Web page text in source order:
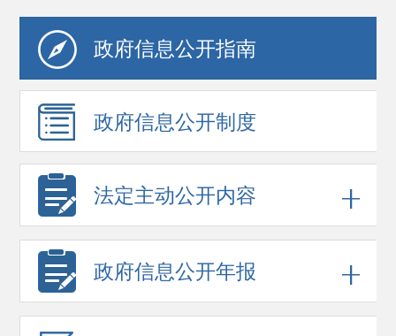
政府信息公开指南
政府信息公开制度
法定主动公开内容
政府信息公开年报